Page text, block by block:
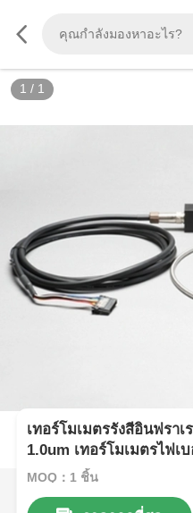
1 / 1
เทอร์โมเมตรรังสีอินฟราเ
1.0um เทอร์โมเมตรไฟเ
MOQ：1 ชิ้น